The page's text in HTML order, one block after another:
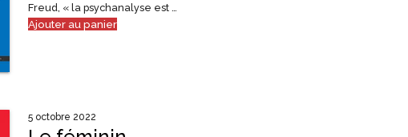
Freud, « la psychanalyse est …
Ajouter au panier
5 octobre 2022